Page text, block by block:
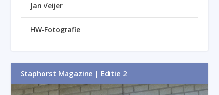
Jan Veijer
HW-Fotografie
Staphorst Magazine | Editie 2